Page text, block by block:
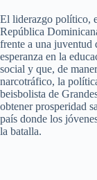
El liderazgo político,
República
frente a una juventud
esperanza en la
social y que, de
narcotráfico, la
beisbolista de
obtener prosperidad
país donde los
la batalla.